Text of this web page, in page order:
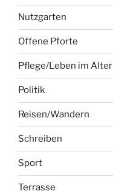
Nutzgarten
Offene Pforte
Pflege/Leben im Alter
Politik
Reisen/Wandern
Schreiben
Sport
Terrasse